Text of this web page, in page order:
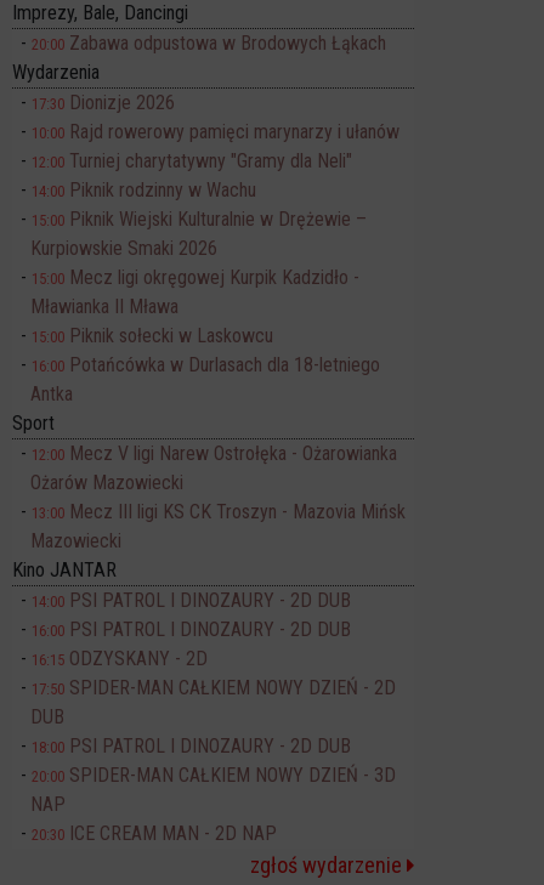
Imprezy, Bale, Dancingi
20:00 Zabawa odpustowa w Brodowych Łąkach
Wydarzenia
17:30 Dionizje 2026
10:00 Rajd rowerowy pamięci marynarzy i ułanów
12:00 Turniej charytatywny "Gramy dla Neli"
14:00 Piknik rodzinny w Wachu
15:00 Piknik Wiejski Kulturalnie w Drężewie –
Kurpiowskie Smaki 2026
15:00 Mecz ligi okręgowej Kurpik Kadzidło -
Mławianka II Mława
15:00 Piknik sołecki w Laskowcu
16:00 Potańcówka w Durlasach dla 18-letniego
Antka
Sport
12:00 Mecz V ligi Narew Ostrołęka - Ożarowianka
Ożarów Mazowiecki
13:00 Mecz III ligi KS CK Troszyn - Mazovia Mińsk
Mazowiecki
Kino JANTAR
14:00 PSI PATROL I DINOZAURY - 2D DUB
16:00 PSI PATROL I DINOZAURY - 2D DUB
16:15 ODZYSKANY - 2D
17:50 SPIDER-MAN CAŁKIEM NOWY DZIEŃ - 2D
DUB
18:00 PSI PATROL I DINOZAURY - 2D DUB
20:00 SPIDER-MAN CAŁKIEM NOWY DZIEŃ - 3D
NAP
20:30 ICE CREAM MAN - 2D NAP
zgłoś wydarzenie